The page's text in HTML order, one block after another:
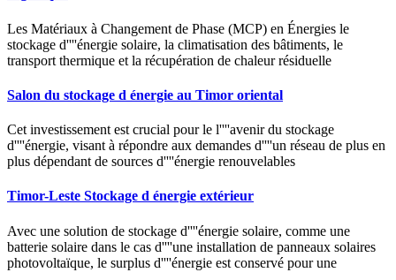
Les Matériaux à Changement de Phase (MCP) en Énergies le
stockage d''''énergie solaire, la climatisation des bâtiments, le
transport thermique et la récupération de chaleur résiduelle
Salon du stockage d énergie au Timor oriental
Cet investissement est crucial pour le l''''avenir du stockage
d''''énergie, visant à répondre aux demandes d''''un réseau de plus en
plus dépendant de sources d''''énergie renouvelables
Timor-Leste Stockage d énergie extérieur
Avec une solution de stockage d''''énergie solaire, comme une
batterie solaire dans le cas d''''une installation de panneaux solaires
photovoltaïque, le surplus d''''énergie est conservé pour une